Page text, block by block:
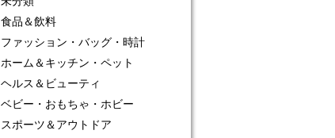
食品＆飲料
ファッション・バッグ・時計
ホーム＆キッチン・ペット
ヘルス＆ビューティ
ベビー・おもちゃ・ホビー
スポーツ＆アウトドア